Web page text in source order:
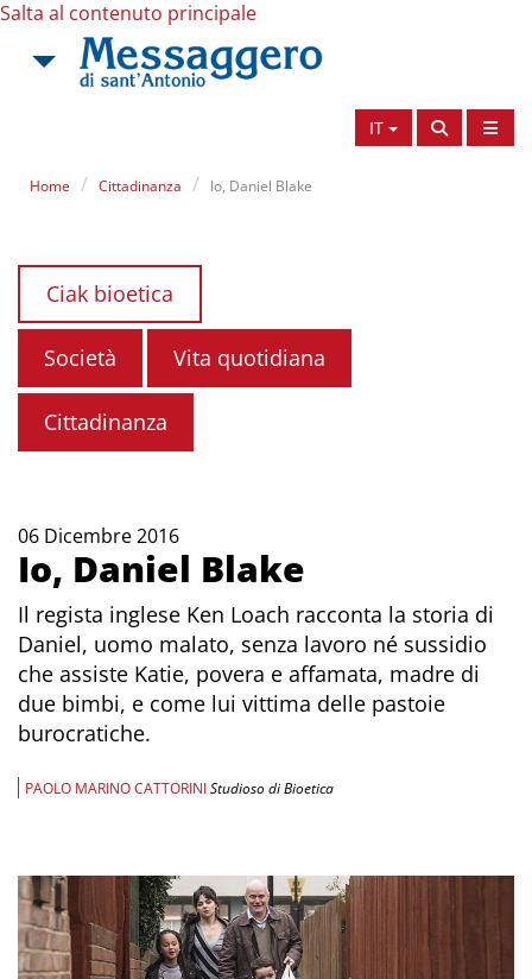
Salta al contenuto principale
IT
Home Cittadinanza Io, Daniel Blake
Ciak bioetica
Società Vita quotidiana
Cittadinanza
06 Dicembre 2016
Io, Daniel Blake
Il regista inglese Ken Loach racconta la storia di
Daniel, uomo malato, senza lavoro né sussidio
che assiste Katie, povera e affamata, madre di
due bimbi, e come lui vittima delle pastoie
burocratiche.
PAOLO MARINO CATTORINIStudioso di Bioetica